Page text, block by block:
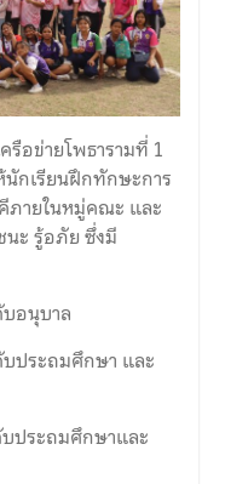
รือข่ายโพธารามที่ 1
กเรียนฝึกทักษะการ
ภายในหมู่คณะ และ
ะ รู้อภัย ซึ่งมี
อนุบาล
ประถมศึกษา และ
ประถมศึกษาและ